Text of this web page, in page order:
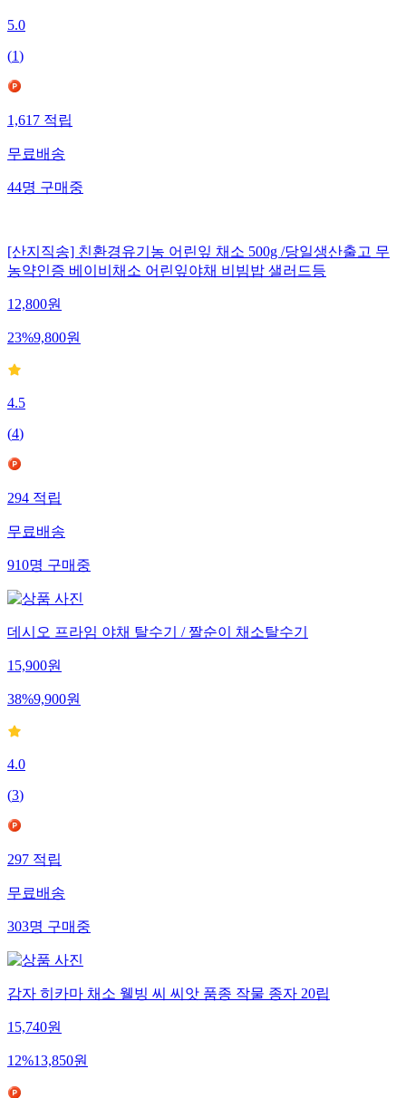
5.0
(1)
1,617적립
무료배송
44명구매중
[산지직송] 친환경유기농 어린잎 채소 500g /당일생산출고 무
농약인증 베이비채소 어린잎야채 비빔밥 샐러드등
12,800원
23%9,800원
4.5
(4)
294적립
무료배송
910명구매중
데시오 프라임 야채 탈수기 / 짤순이 채소탈수기
15,900원
38%9,900원
4.0
(3)
297적립
무료배송
303명구매중
감자 히카마 채소 웰빙 씨 씨앗 품종 작물 종자 20립
15,740원
12%13,850원